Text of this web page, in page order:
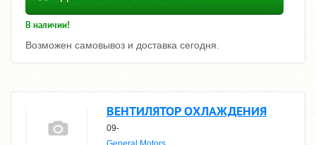
В наличии!
Возможен самовывоз и доставка сегодня.
ВЕНТИЛЯТОР ОХЛАЖДЕНИЯ
09-